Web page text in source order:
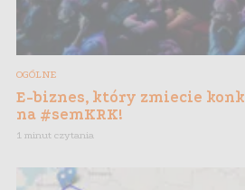
OGÓLNE
E-biznes, który zmiecie
na #semKRK!
1 minut czytania